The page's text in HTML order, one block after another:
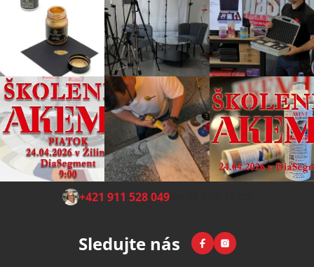
Z +421 911 528 049(Po-Pá 8:00-15:00)
Sledujte nás FacebookInstagram